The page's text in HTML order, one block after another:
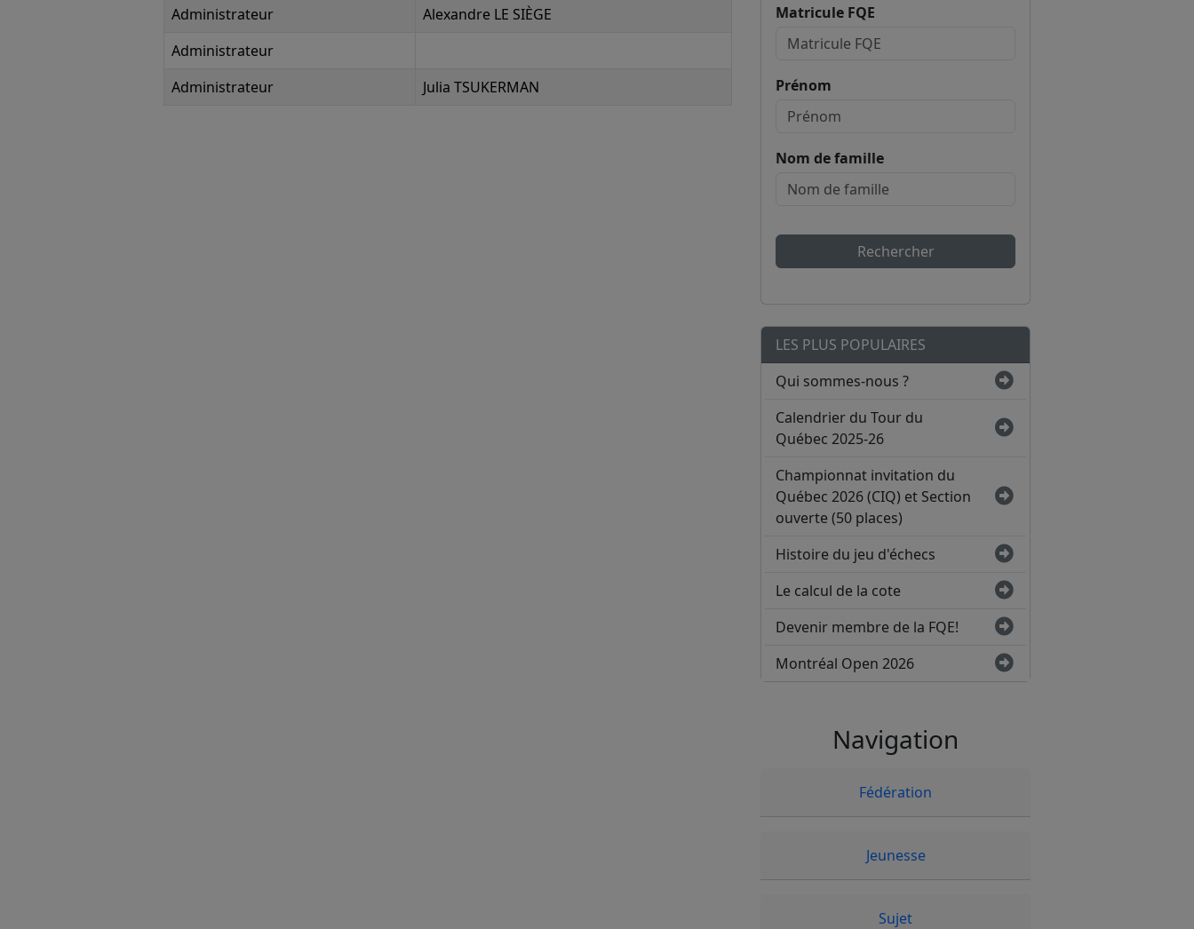
Administrateur
Alexandre LE SIÈGE
Administrateur
Administrateur
Julia TSUKERMAN
Matricule FQE
Prénom
Nom de famille
Rechercher
LES PLUS POPULAIRES
Qui sommes-nous ?
Calendrier du Tour du
Québec 2025-26
Championnat invitation du
Québec 2026 (CIQ) et Section
ouverte (50 places)
Histoire du jeu d'échecs
Le calcul de la cote
Devenir membre de la FQE!
Montréal Open 2026
Navigation
Fédération
Jeunesse
Sujet